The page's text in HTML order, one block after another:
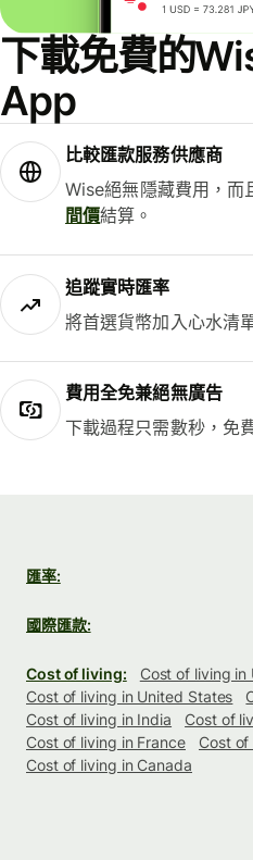
下載免費的
App
比較匯款服務供應商
Wise絕無隱藏費用，而
間價結算。
追蹤實時匯率
將首選貨幣加入心水清
費用全免兼絕無廣告
下載過程只需數秒，免
匯率:
國際匯款:
Cost of living:
Cost of living in
Cost of living in United States
Cost of living in India
Cost of
Cost of living in France
Cost of
Cost of living in Canada